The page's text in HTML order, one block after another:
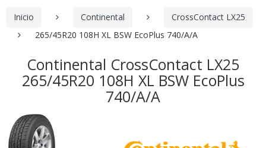
Inicio Continental
CrossContact LX25
265/45R20 108H XL BSW EcoPlus 740/A/A
Continental CrossContact LX25
265/45R20 108H XL BSW EcoPlus
740/A/A